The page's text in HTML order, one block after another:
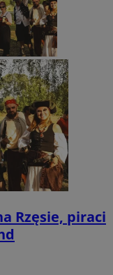
Rzęsie, piraci